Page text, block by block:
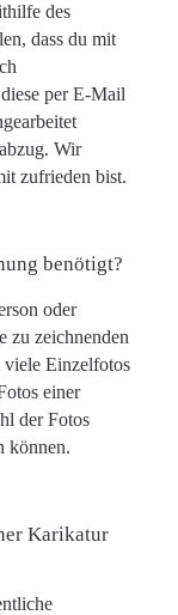
des
dass du mit
per E-Mail
Wir
zufrieden bist.
benötigt?
oder
zu zeichnenden
viele Einzelfotos
einer
der Fotos
können.
Karikatur